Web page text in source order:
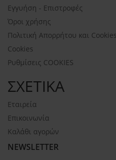
Εγγυήση - Επιστροφές
Όροι χρήσης
Πολιτική Απορρήτου και Cookies
Cookies
Ρυθμίσεις COOKIES
ΣΧΕΤΙΚΑ
Εταιρεία
Επικοινωνία
Καλάθι αγορών
NEWSLETTER